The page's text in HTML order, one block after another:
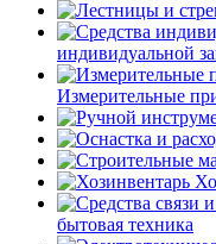
индивидуальной
Измерительные
бытовая техника